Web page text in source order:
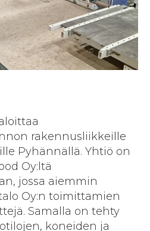
rakennusliikkeille
Pyhännällä. Yhtiö on
Oy:ltä
jossa aiemmin
Oy:n toimittamien
Samalla on tehty
koneiden ja